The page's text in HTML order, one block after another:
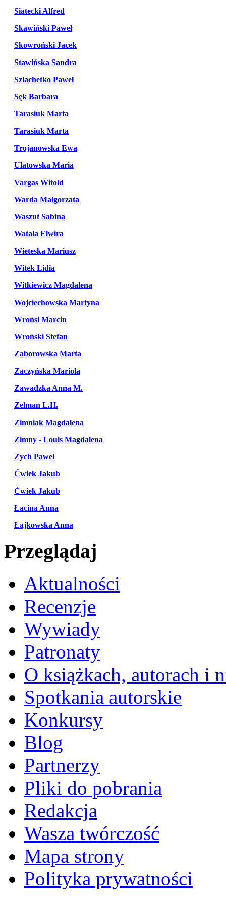
Siatecki Alfred
Skawiński Paweł
Skowroński Jacek
Stawińska Sandra
Szlachetko Paweł
Sęk Barbara
Tarasiuk Marta
Tarasiuk Marta
Trojanowska Ewa
Ulatowska Maria
Vargas Witold
Warda Małgorzata
Waszut Sabina
Watała Elwira
Wieteska Mariusz
Witek Lidia
Witkiewicz Magdalena
Wojciechowska Martyna
Wrońsi Marcin
Wroński Stefan
Zaborowska Marta
Zaczyńska Mariola
Zawadzka Anna M.
Zelman L.H.
Zimniak Magdalena
Zimny - Louis Magdalena
Zych Paweł
Ćwiek Jakub
Ćwiek Jakub
Łacina Anna
Łajkowska Anna
Przeglądaj
Aktualności
Recenzje
Wywiady
Patronaty
O książkach, autorach i
Spotkania autorskie
Konkursy
Blog
Partnerzy
Pliki do pobrania
Redakcja
Wasza twórczość
Mapa strony
Polityka prywatności